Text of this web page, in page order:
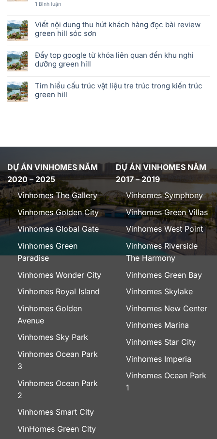
1 Bình luận
Viết nội dung thu hút khách hàng đọc bài review
green hill sóc sơn
Đẩy top google từ khóa liên quan đến khu nghỉ
dưỡng green hill
Tìm hiểu cấu trúc vật liệu tre trúc trong kiến trúc
green hill
DỰ ÁN VINHOMES NĂM
2020 – 2025
Vinhomes The Gallery
Vinhomes Golden City
Vinhomes Global Gate
Vinhomes Green
Paradise
Vinhomes Wonder City
Vinhomes Royal Island
Vinhomes Golden
Avenue
Vinhomes Sky Park
Vinhomes Ocean Park
3
Vinhomes Ocean Park
2
Vinhomes Smart City
VinHomes Green City
DỰ ÁN VINHOMES NĂM
2017 – 2019
Vinhomes Symphony
Vinhomes Green Villas
Vinhomes West Point
Vinhomes Riverside
The Harmony
Vinhomes Green Bay
Vinhomes Skylake
Vinhomes New Center
Vinhomes Marina
Vinhomes Star City
Vinhomes Imperia
Vinhomes Ocean Park
1